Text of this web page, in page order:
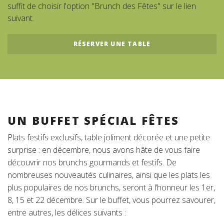
Réservations
suffit de choisir l'option "Brunch des Fêtes" sur le lien
suivant.
RÉSERVER UNE TABLE
UN BUFFET SPÉCIAL FÊTES
Plats festifs exclusifs, table joliment décorée et une petite
surprise : en décembre, nous avons hâte de vous faire
découvrir nos brunchs gourmands et festifs. De
nombreuses nouveautés culinaires, ainsi que les plats les
plus populaires de nos brunchs, seront à l’honneur les 1er,
8, 15 et 22 décembre. Sur le buffet, vous pourrez savourer,
entre autres, les délices suivants :